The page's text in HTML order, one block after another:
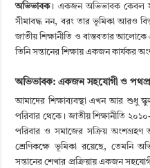
অভিভাবক। একজন অভিভাবক কেবল
সীমাবদ্ধ নন, বরং তার ভূমিকা আরও
জাতীয় শিক্ষানীতি ও বাস্তবতার
তিনি সন্তানের শিক্ষায় একজন কার্যকর
অভিভাবক: একজন সহযোগী ও
আমাদের শিক্ষাব্যবস্থা এখন আর শুধু
পরিবার থেকে। জাতীয় শিক্ষানীতি
পরিবার ও সমাজের সক্রিয় অংশগ্রহণ
শ্রেণিকক্ষে ভূমিকা রয়েছে, তেমনি
সন্তানের শেখার প্রক্রিয়ায় একজন